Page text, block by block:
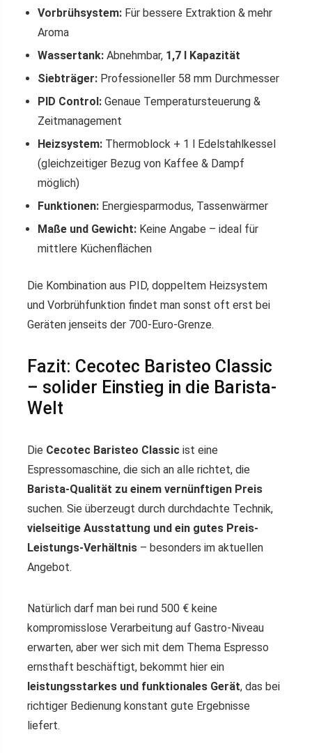
Vorbrühsystem: Für bessere Extraktion & mehr
Aroma
Wassertank: Abnehmbar, 1,7 l Kapazität
Siebträger: Professioneller 58 mm Durchmesser
PID Control: Genaue Temperatursteuerung &
Zeitmanagement
Heizsystem: Thermoblock + 1 l Edelstahlkessel
(gleichzeitiger Bezug von Kaffee & Dampf
möglich)
Funktionen: Energiesparmodus, Tassenwärmer
Maße und Gewicht: Keine Angabe – ideal für
mittlere Küchenflächen
Die Kombination aus PID, doppeltem Heizsystem
und Vorbrühfunktion findet man sonst oft erst bei
Geräten jenseits der 700-Euro-Grenze.
Fazit: Cecotec Baristeo Classic
– solider Einstieg in die Barista-
Welt
Die Cecotec Baristeo Classic ist eine
Espressomaschine, die sich an alle richtet, die
Barista-Qualität zu einem vernünftigen Preis
suchen. Sie überzeugt durch durchdachte Technik,
vielseitige Ausstattung und ein gutes Preis-
Leistungs-Verhältnis – besonders im aktuellen
Angebot.
Natürlich darf man bei rund 500 € keine
kompromisslose Verarbeitung auf Gastro-Niveau
erwarten, aber wer sich mit dem Thema Espresso
ernsthaft beschäftigt, bekommt hier ein
leistungsstarkes und funktionales Gerät, das bei
richtiger Bedienung konstant gute Ergebnisse
liefert.